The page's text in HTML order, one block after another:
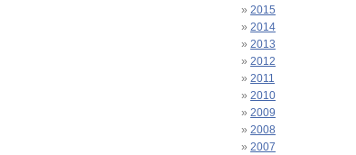
2015
2014
2013
2012
2011
2010
2009
2008
2007